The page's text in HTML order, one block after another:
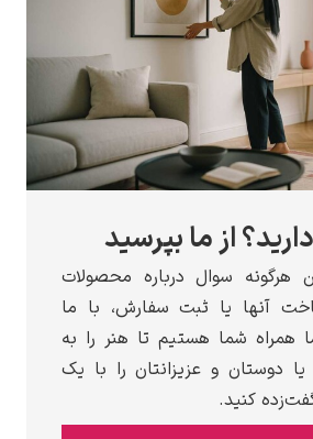
از ما بپرسید
هرگونه سوال درباره محصولات
آنها یا ثبت سفارش، با ما
همراه شما هستیم تا هنر را به
یا دوستان و عزیزانتان را با یک
کنید.